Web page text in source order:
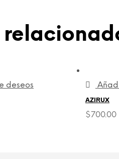
deseos
AZIRUX
$700.00